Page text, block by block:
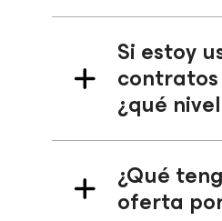
Si estoy
¿qué
¿Qué
oferta